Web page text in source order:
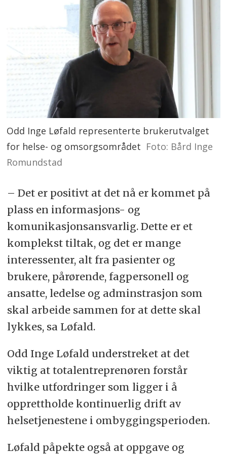
Odd Inge Løfald representerte brukerutvalget
for helse- og omsorgsområdet Foto: Bård Inge
Romundstad
– Det er positivt at det nå er kommet på
plass en informasjons- og
komunikasjonsansvarlig. Dette er et
komplekst tiltak, og det er mange
interessenter, alt fra pasienter og
brukere, pårørende, fagpersonell og
ansatte, ledelse og adminstrasjon som
skal arbeide sammen for at dette skal
lykkes, sa Løfald.
Odd Inge Løfald understreket at det
viktig at totalentreprenøren forstår
hvilke utfordringer som ligger i å
opprettholde kontinuerlig drift av
helsetjenestene i ombyggingsperioden.
Løfald påpekte også at oppgave og